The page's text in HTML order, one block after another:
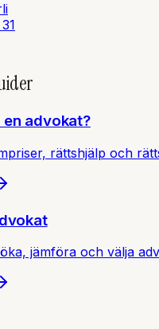
advokat?
rättshjälp och
jämföra och välja